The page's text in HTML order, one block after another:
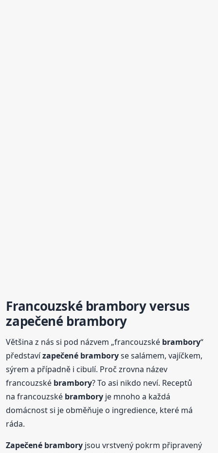
Francouzské bramboryversus
zapečené brambory
Většina z nás si pod názvem „francouzské brambory“
představízapečené bramboryse salámem, vajíčkem,
sýrem a případně i cibulí. Proč zrovna název
francouzské brambory? To asi nikdo neví. Receptů
na francouzské brambory je mnoho a každá
domácnost si je obměňuje o ingredience, které má
ráda.
Zapečené brambory jsou vrstvený pokrm připravený